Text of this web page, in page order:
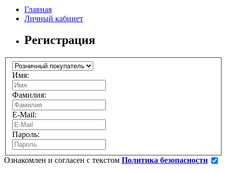
Главная
Личный кабинет
Регистрация
Имя:
Фамилия:
E-Mail:
Пароль:
Ознакомлен и согласен с текстом Политика безопасности